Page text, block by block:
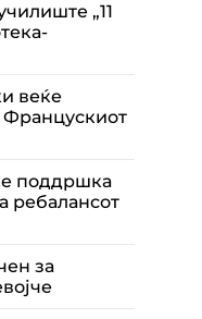
„11
веќе
поддршка
ребалансот
за